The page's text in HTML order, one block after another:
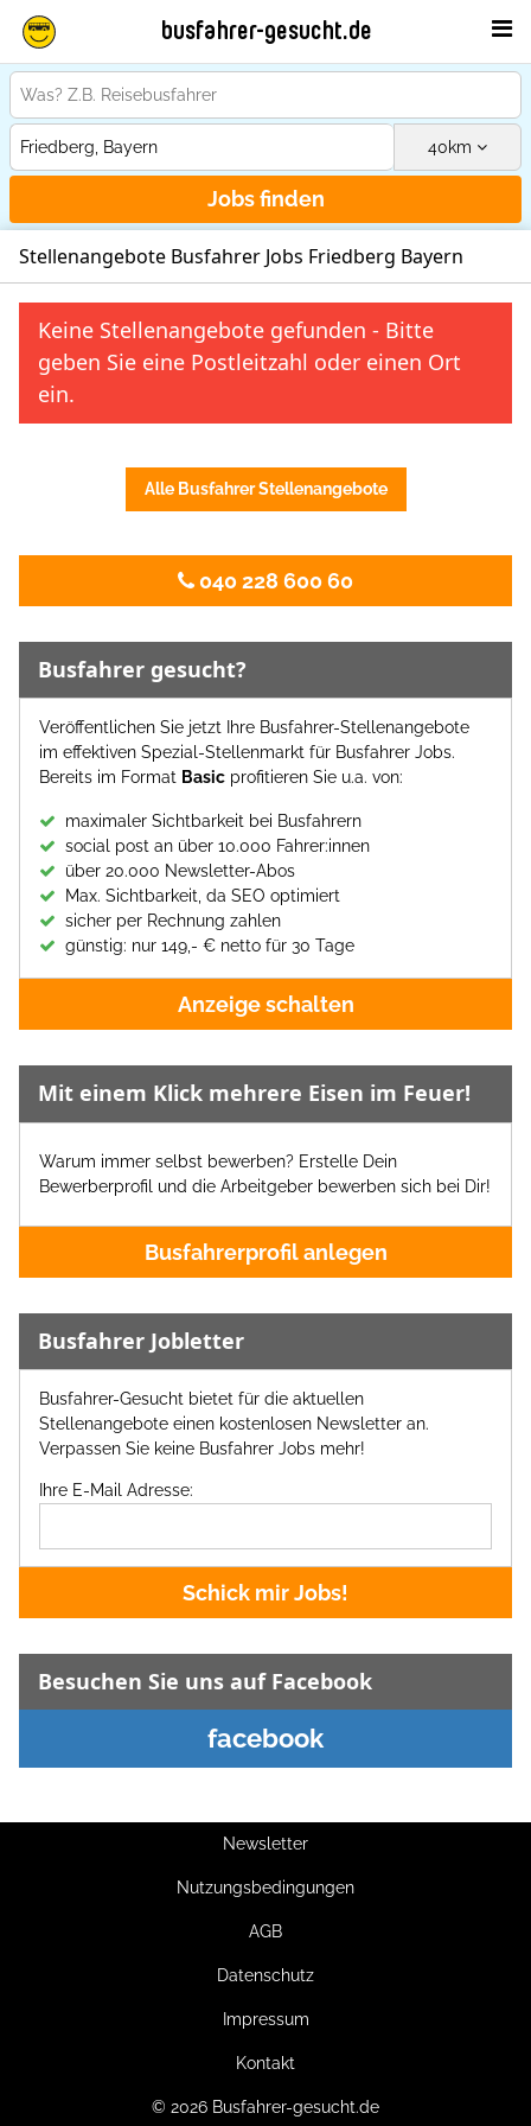
busfahrer-gesucht.de
40km
Jobs finden
Stellenangebote Busfahrer Jobs Friedberg Bayern
Keine Stellenangebote gefunden - Bitte
geben Sie eine Postleitzahl oder einen Ort
ein.
Alle Busfahrer Stellenangebote
040 228 600 60
Busfahrer gesucht?
Veröffentlichen Sie jetzt Ihre Busfahrer-Stellenangebote
im effektiven Spezial-Stellenmarkt für Busfahrer Jobs.
Bereits im Format Basic profitieren Sie u.a. von:
maximaler Sichtbarkeit bei Busfahrern
social post an über 10.000 Fahrer:innen
über 20.000 Newsletter-Abos
Max. Sichtbarkeit, da SEO optimiert
sicher per Rechnung zahlen
günstig: nur 149,- € netto für 30 Tage
Anzeige schalten
Mit einem Klick mehrere Eisen im Feuer!
Warum immer selbst bewerben? Erstelle Dein
Bewerberprofil und die Arbeitgeber bewerben sich bei Dir!
Busfahrerprofil anlegen
Busfahrer Jobletter
Busfahrer-Gesucht bietet für die aktuellen
Stellenangebote einen kostenlosen Newsletter an.
Verpassen Sie keine Busfahrer Jobs mehr!
Ihre E-Mail Adresse:
Schick mir Jobs!
Besuchen Sie uns auf Facebook
facebook
Newsletter
Nutzungsbedingungen
AGB
Datenschutz
Impressum
Kontakt
© 2026 Busfahrer-gesucht.de